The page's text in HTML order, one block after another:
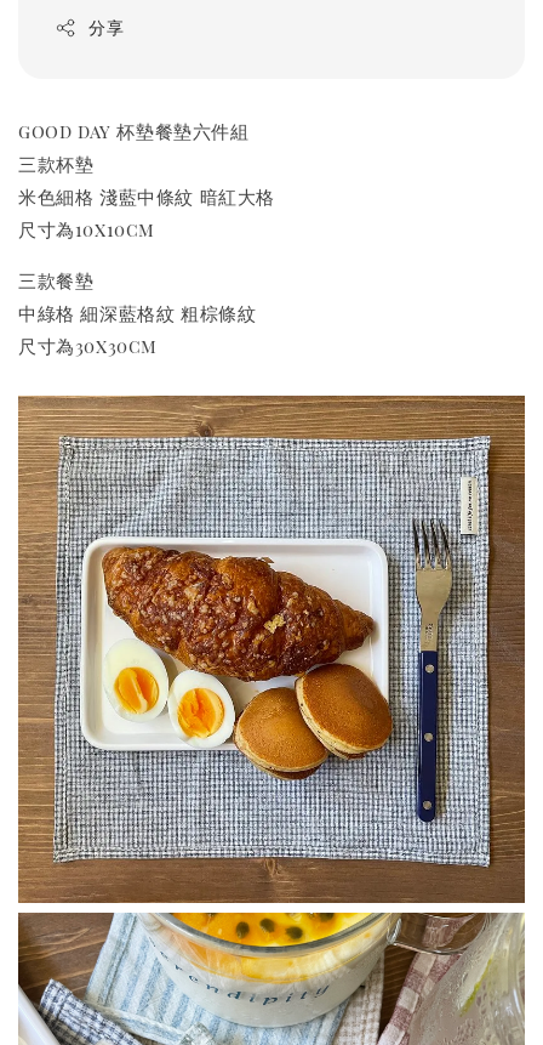
分享
good day 杯墊餐墊六件組
三款杯墊
米色細格 淺藍中條紋 暗紅大格
尺寸為10x10cm
三款餐墊
中綠格 細深藍格紋 粗棕條紋
尺寸為30x30cm